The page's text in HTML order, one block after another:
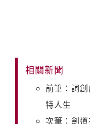
相關新聞
前筆：詞
特人生
次筆：劍